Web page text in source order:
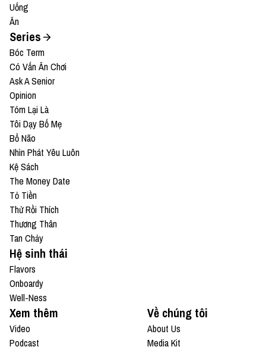
Uống
Ăn
Series
Bóc Term
Có Vấn Ăn Chơi
Ask A Senior
Opinion
Tóm Lại Là
Tôi Dạy Bố Mẹ
Bổ Não
Nhìn Phát Yêu Luôn
Kệ Sách
The Money Date
Tỏ Tiền
Thử Rồi Thích
Thương Thân
Tan Chảy
Hệ sinh thái
Flavors
Onboardy
Well-Ness
Xem thêm
Video
Podcast
Về chúng tôi
About Us
Media Kit